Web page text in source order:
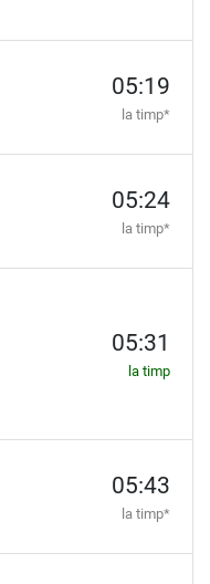
05:19
la timp*
05:24
la timp*
05:31
la timp
05:43
la timp*